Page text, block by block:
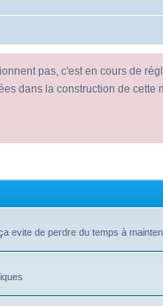
pas, c'est en cours de
dans la construction de
evite de perdre du temps à